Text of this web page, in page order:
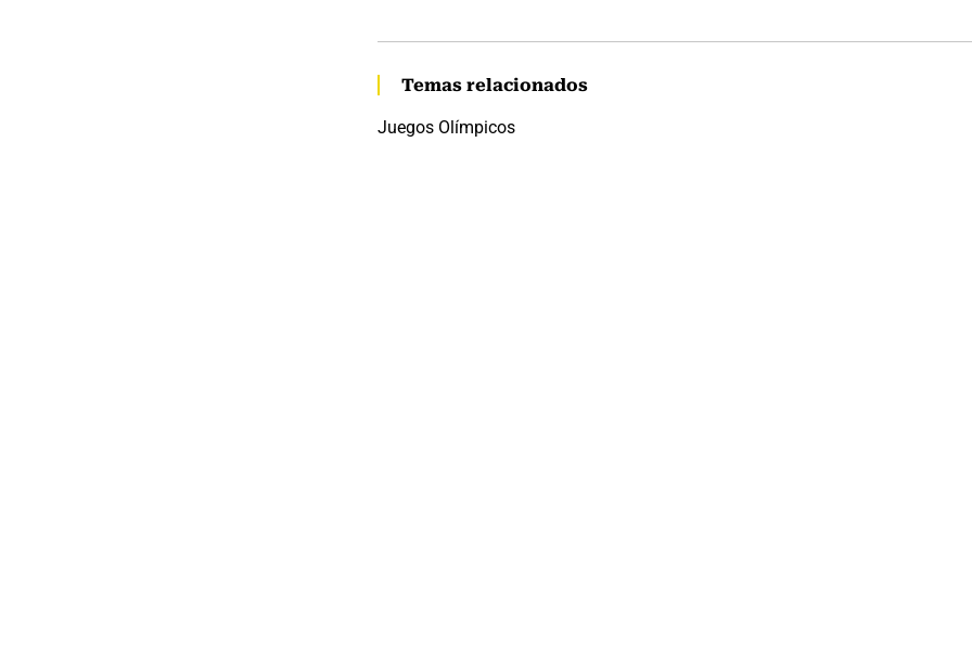
Temas relacionados
Juegos Olímpicos